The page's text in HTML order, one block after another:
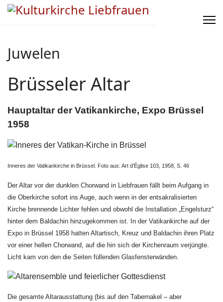
Juwelen
Brüsseler Altar
Hauptaltar der Vatikankirche, Expo Brüssel
1958
Inneres der Vatikankirche in Brüssel. Foto aus: Art d’Église 103, 1958, S. 46
Der Altar vor der dunklen Chorwand in Liebfrauen fällt beim Aufgang in
die Oberkirche sofort ins Auge, auch wenn in der entsakralisierten
Kirche brennende Lichter fehlen und obwohl die Installation „Engelsturz“
hinter dem Baldachin hinzugekommen ist. In der Vatikankirche auf der
Expo in Brüssel 1958 hatten Altartisch, Kreuz und Baldachin ihren Platz
vor einer hellen Chorwand, auf die hin sich der Kirchenraum verjüngte.
Licht kam von den die Seiten füllenden Glasfensterwänden.
Die gesamte Altarausstattung (bis auf den Tabernakel – aber